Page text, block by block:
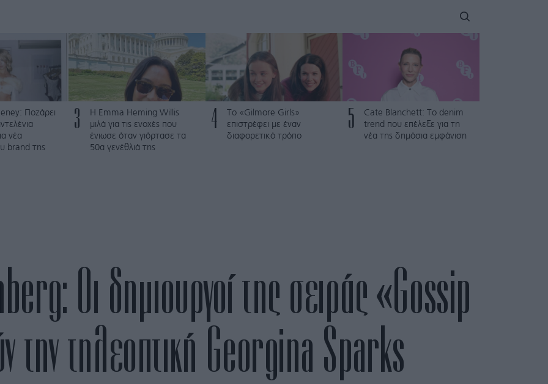
Ποζάρει
νέα
brand της
3
H Emma Heming Willis
μιλά για τις ενοχές που
ένιωσε όταν γιόρτασε τα
50α γενέθλιά της
4
Το «Gilmore Girls»
επιστρέφει με έναν
διαφορετικό τρόπο
5
Cate Blanchett: Το denim
trend που επέλεξε για τη
νέα της δημόσια εμφάνιση
Οι δημιουργοί της σειράς «Gossip
την τηλεοπτική Georgina Sparks